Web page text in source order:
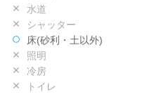
水道
シャッター
床(砂利・土以外)
照明
冷房
トイレ